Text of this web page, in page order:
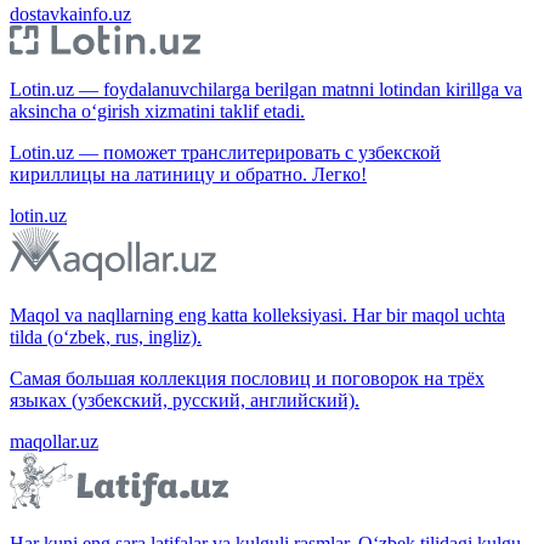
dostavkainfo.uz
Lotin.uz — foydalanuvchilarga berilgan matnni lotindan kirillga va
aksincha o‘girish xizmatini taklif etadi.
Lotin.uz — поможет транслитерировать с узбекской
кириллицы на латиницу и обратно. Легко!
lotin.uz
Maqol va naqllarning eng katta kolleksiyasi. Har bir maqol uchta
tilda (o‘zbek, rus, ingliz).
Самая большая коллекция пословиц и поговорок на трёх
языках (узбекский, русский, английский).
maqollar.uz